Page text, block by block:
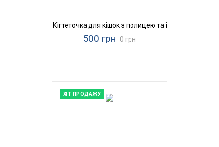
Кігтеточка для кішок з полицею та іграшками
500 грн 0 грн
ХІТ ПРОДАЖУ